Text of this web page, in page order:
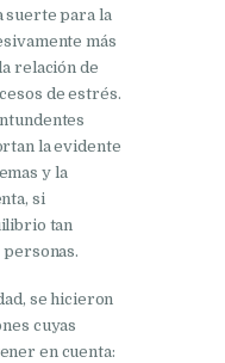
suerte para la
más
relación de
de estrés.
la evidente
y la
si
tan
se hicieron
cuyas
en cuenta: